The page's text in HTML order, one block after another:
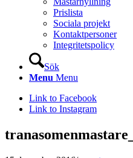
Prislista
Sociala projekt
Kontaktpersoner
Integritetspolicy
Sök
Menu Menu
Link to Facebook
Link to Instagram